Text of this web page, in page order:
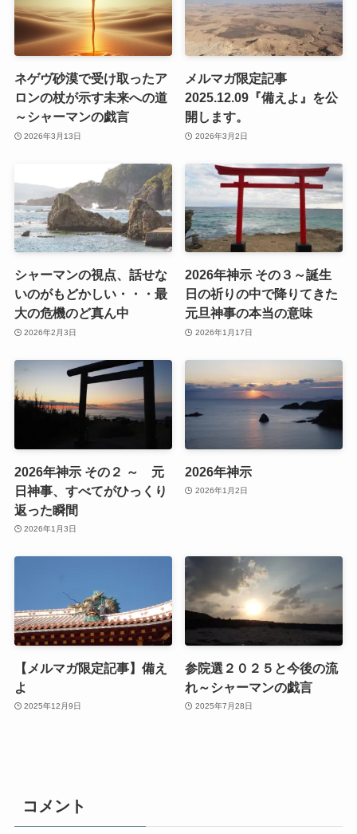
ネゲヴ砂漠で受け取ったア
ロンの杖が示す未来への道
～シャーマンの戯言
2026年3月13日
メルマガ限定記事
2025.12.09『備えよ』を公
開します。
2026年3月2日
シャーマンの視点、話せな
いのがもどかしい・・・最
大の危機のど真ん中
2026年2月3日
2026年神示 その３～誕生
日の祈りの中で降りてきた
元旦神事の本当の意味
2026年1月17日
2026年神示 その２ ～ 元
日神事、すべてがひっくり
返った瞬間
2026年1月3日
2026年神示
2026年1月2日
【メルマガ限定記事】備え
よ
2025年12月9日
参院選２０２５と今後の流
れ～シャーマンの戯言
2025年7月28日
コメント